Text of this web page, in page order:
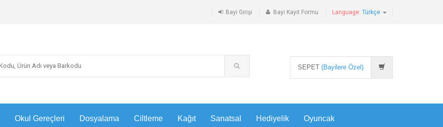
Bayi Girişi Bayi Kayıt Formu Language: Türkçe
SEPET (Bayilere Özel)
Okul Gereçleri Dosyalama Ciltleme Kağıt Sanatsal Hediyelik Oyuncak